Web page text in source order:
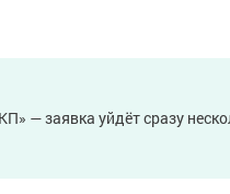
— заявка уйдёт сразу